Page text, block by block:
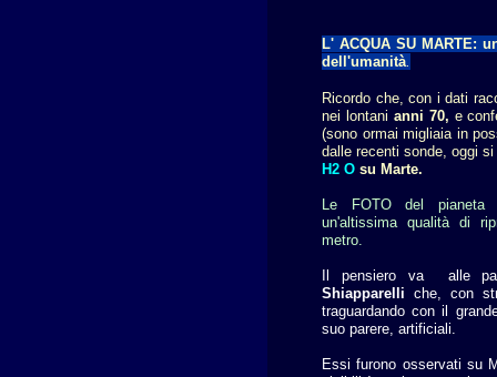
L' ACQUA SU MARTE:
dell'umanità.
Ricordo che, con i dati
nei lontani anni 70, e
(sono ormai migliaia in
dalle recenti sonde, oggi
H2 O su Marte.
Le FOTO del pianeta
un'altissima qualità di
metro.
Il pensiero va alle
Shiapparelli che, con
traguardando con il
suo parere, artificiali.
Essi furono osservati su